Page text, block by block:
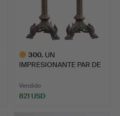
300. UN
IMPRESIONANTE PAR DE
Vendido
821 USD